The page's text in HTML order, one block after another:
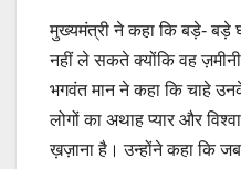
मुख्यमंत्री ने कहा कि बड़े- बड़े
नहीं ले सकते क्योंकि वह
भगवंत मान ने कहा कि चाहे
लोगों का अथाह प्यार और
ख़ज़ाना है। उन्होंने कहा कि